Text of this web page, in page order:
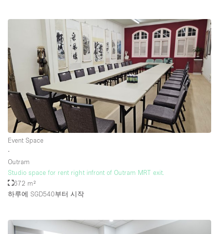
Street Level
Stunning View
Terrace
Toilets
Water Access
Whitebox / Minimal
Window Display
지하층
위치한 거리
Event Space
∙
Outram
Studio space for rent right infront of Outram MRT exit.
672 m²
하루에 SGD540부터 시작